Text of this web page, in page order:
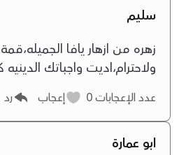
سليم
زهره من ازهار يافا
ولاحترام،اديت واجباتك
عدد الإعجابات إعجاب رد
ابو عمارة